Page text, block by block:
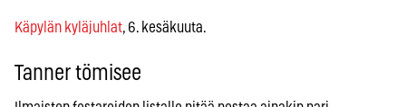
Käpylän kyläjuhlat, 6. kesäkuuta.
Tanner tömisee